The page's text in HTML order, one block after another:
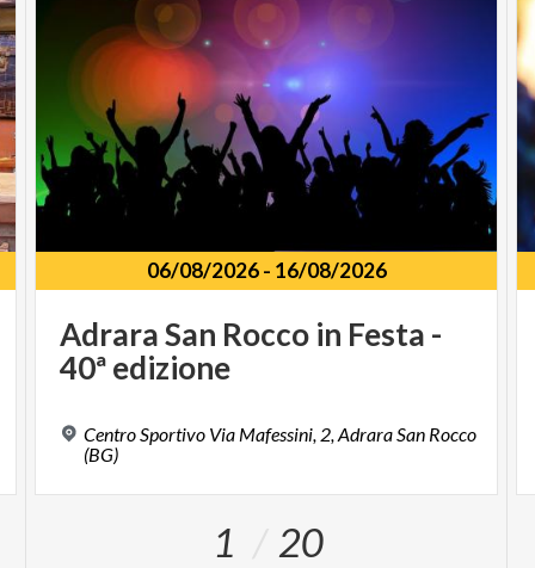
06/08/2026- 16/08/2026
AdraraSan Rocco in Festa -
40ªedizione
Centro Sportivo Via Mafessini, 2, Adrara San Rocco
(BG)
1 20